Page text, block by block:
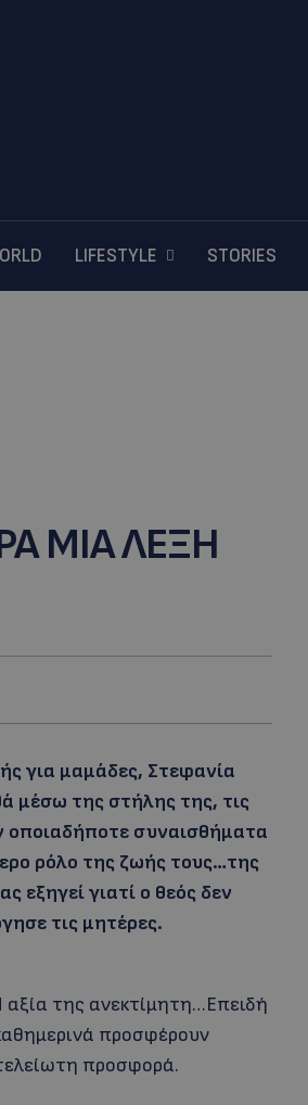
LIFESTYLE STORIES
ΜΙΑ ΛΕΞΗ
για μαμάδες, Στεφανία
μέσω της στήλης της, τις
οποιαδήποτε συναισθήματα
ρόλο της ζωής τους…της
εξηγεί γιατί ο θεός δεν
τις μητέρες.
της ανεκτίμητη…Επειδή
προσφέρουν
προσφορά.